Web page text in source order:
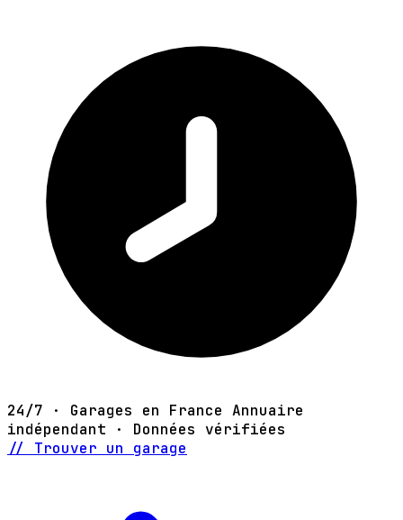
24/7 · Garages en France Annuaire
indépendant · Données vérifiées
// Trouver un garage